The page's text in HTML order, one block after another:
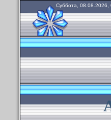
Суббота, 08.08.2026,